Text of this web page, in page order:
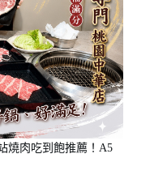
燒肉吃到飽推薦！A5